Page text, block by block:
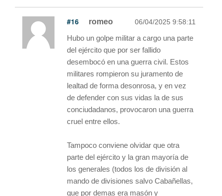
#16 romeo 06/04/2025 9:58:11
Hubo un golpe militar a cargo una parte
del ejército que por ser fallido
desembocó en una guerra civil. Estos
militares rompieron su juramento de
lealtad de forma desonrosa, y en vez
de defender con sus vidas la de sus
conciudadanos, provocaron una guerra
cruel entre ellos.
Tampoco conviene olvidar que otra
parte del ejército y la gran mayoría de
los generales (todos los de división al
mando de divisiones salvo Cabañellas,
que por demas era masón y